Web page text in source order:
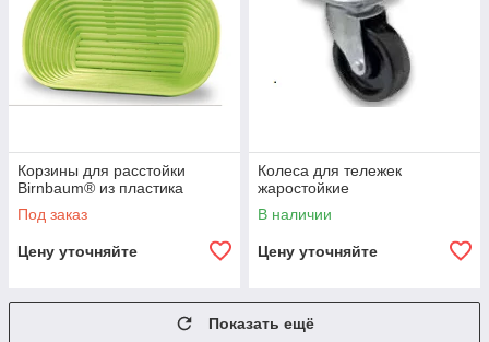
Корзины для расстойки
Birnbaum® из пластика
Под заказ
Цену уточняйте
Колеса для тележек
жаростойкие
В наличии
Цену уточняйте
Показать ещё